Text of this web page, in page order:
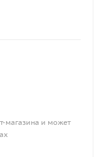
магазина и может